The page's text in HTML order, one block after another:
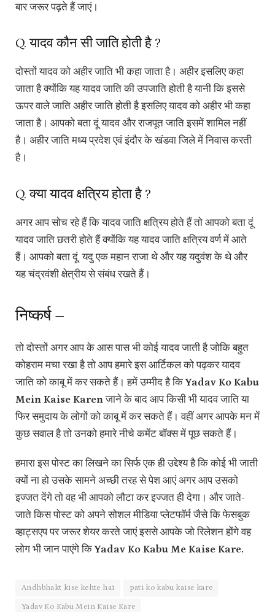
बार जरूर पढ़ते हैं जाएं।
Q. यादव कौन सी जाति होती है ?
दोस्तों यादव को अहीर जाति भी कहा जाता है। अहीर इसलिए कहा
जाता है क्योंकि यह यादव जाति की उपजाति होती है यानी कि इससे
ऊपर वाले जाति अहीर जाति होती है इसलिए यादव को अहीर भी कहा
जाता है। आपको बता दूं यादव और राजपूत जाति इसमें शामिल नहीं
है। अहीर जाति मध्य प्रदेश एवं इंदौर के खंडवा जिले में निवास करती
है।
Q. क्या यादव क्षत्रिय होता है ?
अगर आप सोच रहे हैं कि यादव जाति क्षत्रिय होते हैं तो आपको बता दूं
यादव जाति छतरी होते हैं क्योंकि यह यादव जाति क्षत्रिय वर्ण में आते
हैं। आपको बता दूं, यदु एक महान राजा थे और यह यदुवंश के थे और
यह चंद्रवंशी क्षेत्रीय से संबंध रखते हैं।
निष्कर्ष –
तो दोस्तों अगर आप के आस पास भी कोई यादव जाती है जोकि बहुत
कोहराम मचा रखा है तो आप हमारे इस आर्टिकल को पढ़कर यादव
जाति को काबू में कर सकते हैं। हमें उम्मीद है किYadav Ko Kabu
Mein Kaise Karenजाने के बाद आप किसी भी यादव जाति या
फिर समुदाय के लोगों को काबू में कर सकते हैं। वहीं अगर आपके मन में
कुछ सवाल है तो उनको हमारे नीचे कमेंट बॉक्स में पूछ सकते हैं।
हमारा इस पोस्ट का लिखने का सिर्फ एक ही उद्देश्य है कि कोई भी जाती
क्यों ना हो उसके सामने अच्छी तरह से पेश आएं अगर आप उसको
इज्जत देंगे तो वह भी आपको लौटा कर इज्जत ही देगा। और जाते-
जाते किस पोस्ट को अपने सोशल मीडिया प्लेटफॉर्म जैसे कि फेसबुक
व्हाट्सएप पर जरूर शेयर करते जाएं इससे आपके जो रिलेशन होंगे वह
लोग भी जान पाएंगे किYadav Ko Kabu Me Kaise Kare.
Andhbhakt kise kehte hai pati ko kabu kaise kare
Yadav Ko Kabu Mein Kaise Kare